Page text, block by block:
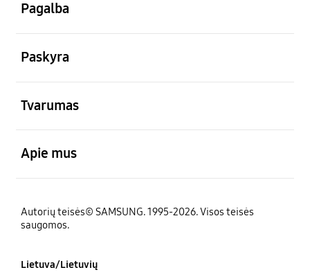
Pagalba
Paskyra
Tvarumas
Apie mus
Autorių teisės© SAMSUNG. 1995-2026. Visos teisės
saugomos.
Lietuva/Lietuvių